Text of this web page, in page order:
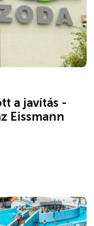
a javítás -
Eissmann